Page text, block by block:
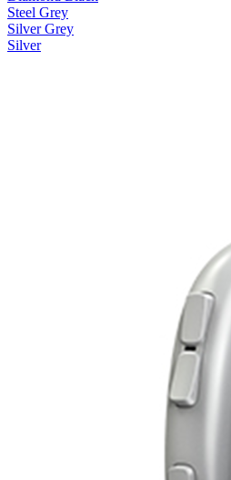
Steel Grey
Silver Grey
Silver